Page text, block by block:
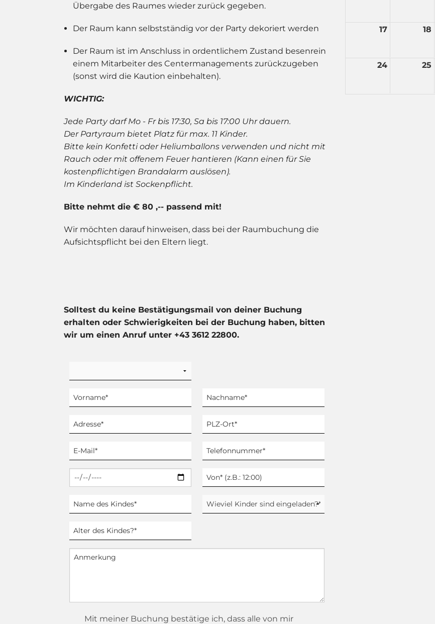
Übergabe des Raumes wieder zurück gegeben.
Der Raum kann selbstständig vor der Party dekoriert werden
Der Raum ist im Anschluss in ordentlichem Zustand besenrein
einem Mitarbeiter des Centermanagements zurückzugeben
(sonst wird die Kaution einbehalten).
WICHTIG:
Jede Party darf Mo - Fr bis 17:30, Sa bis 17:00 Uhr dauern.
Der Partyraum bietet Platz für max. 11 Kinder.
Bitte kein Konfetti oder Heliumballons verwenden und nicht mit
Rauch oder mit offenem Feuer hantieren (Kann einen für Sie
kostenpflichtigen Brandalarm auslösen).
Im Kinderland ist Sockenpflicht.
Bitte nehmt die € 80 ,-- passend mit!
Wir möchten darauf hinweisen, dass bei der Raumbuchung die
Aufsichtspflicht bei den Eltern liegt.
Solltest du keine Bestätigungsmail von deiner Buchung
erhalten oder Schwierigkeiten bei der Buchung haben, bitten
wir um einen Anruf unter +43 3612 22800.
Mit meiner Buchung bestätige ich, dass alle von mir
17 18
24 25